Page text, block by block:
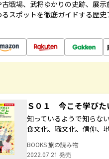
古戦場、武将ゆかりの史跡、展
スポットを徹底ガイドする歴
Ｓ０１ 今こそ学びた
知っているようで知らな
食文化、職文化、信仰、
BOOKS 旅の読み物
2022.07.21 発売